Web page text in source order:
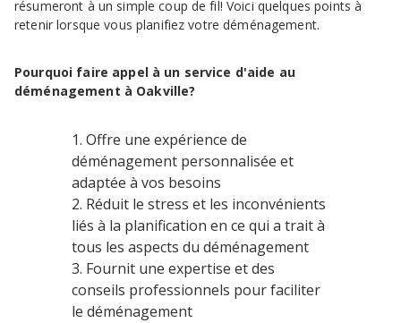
résumeront à un simple coup de fil! Voici quelques points à
retenir lorsque vous planifiez votre déménagement.
Pourquoi faire appel à un service d'aide au
déménagement à Oakville?
Offre une expérience de
déménagement personnalisée et
adaptée à vos besoins
Réduit le stress et les inconvénients
liés à la planification en ce qui a trait à
tous les aspects du déménagement
Fournit une expertise et des
conseils professionnels pour faciliter
le déménagement